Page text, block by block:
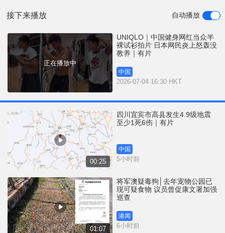
接下来播放 自动播放
正在播放中
UNIQLO｜中国健身网红当众半
裸试衫拍片 日本网民炎上怒轰没
教养｜有片
中国
2026-07-04 16:30 HKT
00:25
四川宜宾市高县发生4.9级地震
至少1死6伤｜有片
中国
5小时前
01:07
将军澳疑毒狗│去年宠物公园已
现可疑食物 议员曾促康文署加强
巡查
港闻
6小时前